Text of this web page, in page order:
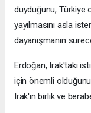
duyduğunu, Türkiye
yayılmasını asla
dayanışmanın
Erdoğan, Irak'taki
için önemli
Irak'ın birlik ve